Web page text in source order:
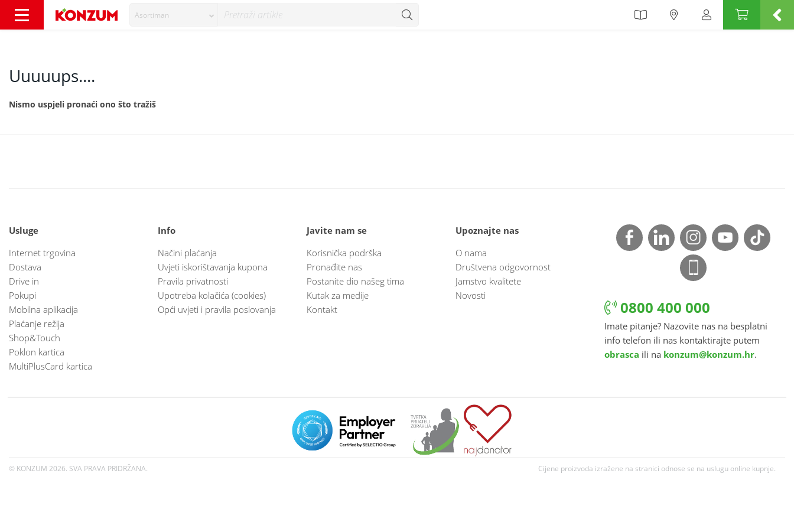
Asortiman
Uuuuups....
Nismo uspjeli pronaći ono što tražiš
Usluge
Internet trgovina
Dostava
Drive in
Pokupi
Mobilna aplikacija
Plaćanje režija
Shop&Touch
Poklon kartica
MultiPlusCard kartica
Info
Načini plaćanja
Uvjeti iskorištavanja kupona
Pravila privatnosti
Upotreba kolačića (cookies)
Opći uvjeti i pravila poslovanja
Javite nam se
Korisnička podrška
Pronađite nas
Postanite dio našeg tima
Kutak za medije
Kontakt
Upoznajte nas
O nama
Društvena odgovornost
Jamstvo kvalitete
Novosti
0800 400 000
Imate pitanje? Nazovite nas na besplatni
info telefon ili nas kontaktirajte putem
obrasca ili na konzum@konzum.hr.
© KONZUM 2026. SVA PRAVA PRIDRŽANA. Cijene proizvoda izražene na stranici odnose se na uslugu online kupnje.